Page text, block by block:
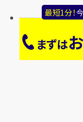
最短1分！
まずは